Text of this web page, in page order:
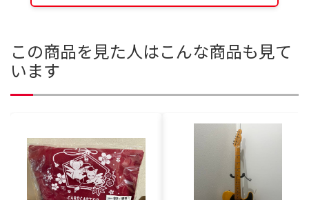
この商品を見た人はこんな商品も見て
います